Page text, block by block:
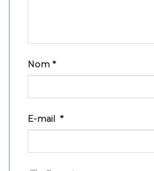
Nom *
E-mail *